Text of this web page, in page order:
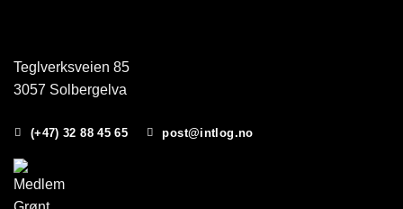
Teglverksveien 85
3057 Solbergelva
(+47) 32 88 45 65 post@intlog.no